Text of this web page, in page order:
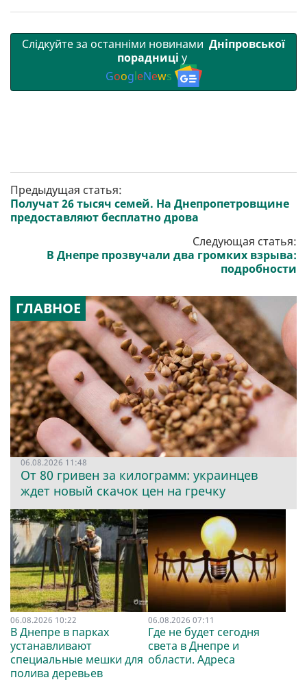
Слідкуйте за останніми новинами Дніпровської
порадниці у
GoogleNews
Предыдущая статья:
Получат 26 тысяч семей. На Днепропетровщине
предоставляют бесплатно дрова
Следующая статья:
В Днепре прозвучали два громких взрыва:
подробности
ГЛАВНОЕ
06.08.2026 11:48
От 80 гривен за килограмм: украинцев
ждет новый скачок цен на гречку
06.08.2026 10:22
В Днепре в парках
устанавливают
специальные мешки для
полива деревьев
06.08.2026 07:11
Где не будет сегодня
света в Днепре и
области. Адреса